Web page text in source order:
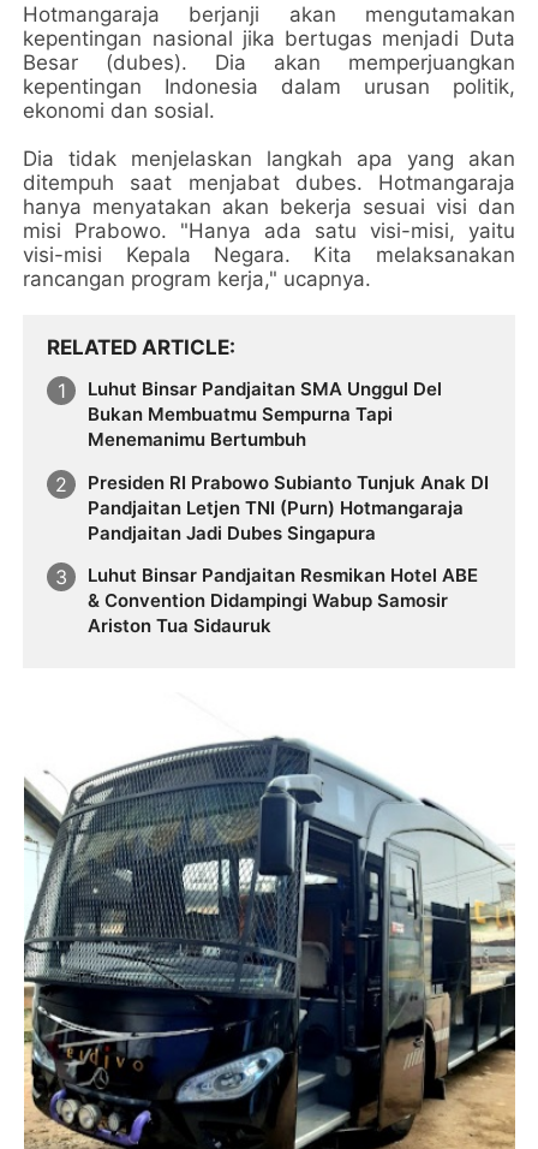
Hotmangaraja berjanji akan mengutamakan
kepentingan nasional jika bertugas menjadi Duta
Besar (dubes). Dia akan memperjuangkan
kepentingan Indonesia dalam urusan politik,
ekonomi dan sosial.
Dia tidak menjelaskan langkah apa yang akan
ditempuh saat menjabat dubes. Hotmangaraja
hanya menyatakan akan bekerja sesuai visi dan
misi Prabowo. "Hanya ada satu visi-misi, yaitu
visi-misi Kepala Negara. Kita melaksanakan
rancangan program kerja," ucapnya.
RELATED ARTICLE
Luhut Binsar Pandjaitan SMA Unggul Del
Bukan Membuatmu Sempurna Tapi
Menemanimu Bertumbuh
Presiden RI Prabowo Subianto Tunjuk Anak DI
Pandjaitan Letjen TNI (Purn) Hotmangaraja
Pandjaitan Jadi Dubes Singapura
Luhut Binsar Pandjaitan Resmikan Hotel ABE
& Convention Didampingi Wabup Samosir
Ariston Tua Sidauruk